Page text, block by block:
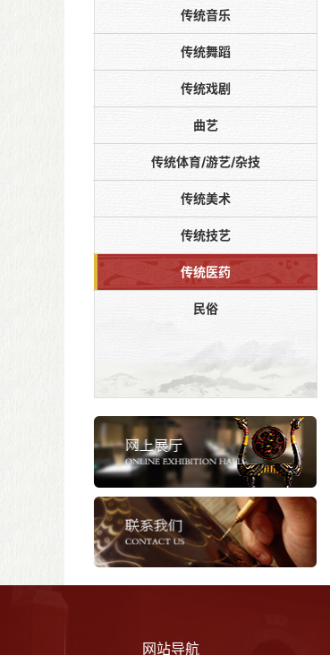
传统音乐
传统舞蹈
传统戏剧
曲艺
传统体育/游艺/杂技
传统美术
传统技艺
传统医药
民俗
网站导航